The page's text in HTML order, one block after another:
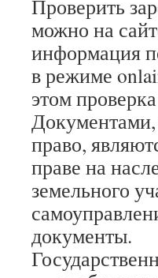
Проверить
можно на
информация
в режиме
этом
право,
праве на
земельного
документы.